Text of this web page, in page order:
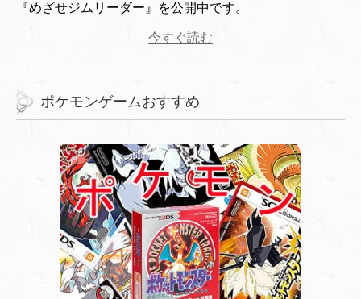
『めざせジムリーダー』を公開中です。
今すぐ読む
ポケモンゲームおすすめ